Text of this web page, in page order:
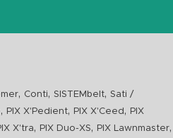
, Conti,SISTEMbelt,Sati /
, PIX X'Pedient, PIX X'Ceed ,
PIX
X'tra, PIX Duo-XS, PIX Lawnmaster,